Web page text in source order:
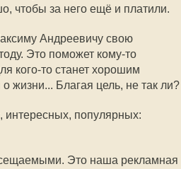
чтобы за него ещё и платили.
Андреевичу свою
Это поможет кому-то
кого-то станет хорошим
жизни... Благая цель, не так ли?
интересных, популярных:
Это наша рекламная